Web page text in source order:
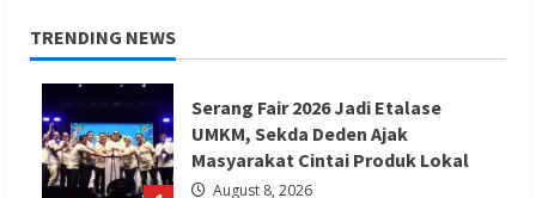
TRENDING NEWS
Serang Fair 2026 Jadi Etalase
UMKM, Sekda Deden Ajak
Masyarakat Cintai Produk Lokal
August 8, 2026